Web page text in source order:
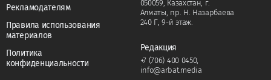
Рекламодателям
Правила использования
материалов
Политика
конфиденциальности
050059, Казахстан, г.
Алматы, пр. Н. Назарбаева
240 Г, 9-й этаж.
Редакция
+7 (706) 400 0450,
info@arbat.media